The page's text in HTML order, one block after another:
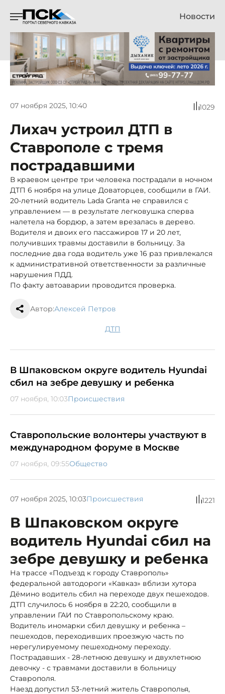
Новости
07 ноября 2025, 10:40 1029
Лихач устроил ДТП в
Ставрополе с тремя
пострадавшими
В краевом центре три человека пострадали в ночном
ДТП 6 ноября на улице Доваторцев, сообщили в ГАИ.
20-летний водитель Lada Granta не справился с
управлением — в результате легковушка сперва
налетела на бордюр, а затем врезалась в дерево.
Водителя и двоих его пассажиров 17 и 20 лет,
получивших травмы доставили в больницу. За
последние два года водитель уже 16 раз привлекался
к административной ответственности за различные
нарушения ПДД.
По факту автоаварии проводится проверка.
Автор:Алексей Петров
ДТП
В Шпаковском округе водитель Hyundai
сбил на зебре девушку и ребенка
07 ноября, 10:03Происшествия
Ставропольские волонтеры участвуют в
международном форуме в Москве
07 ноября, 09:55Общество
07 ноября 2025, 10:03Происшествия 1221
В Шпаковском округе
водитель Hyundai сбил на
зебре девушку и ребенка
На трассе «Подъезд к городу Ставрополь»
федеральной автодороги «Кавказ» вблизи хутора
Дёмино водитель сбил на переходе двух пешеходов.
ДТП случилось 6 ноября в 22:20, сообщили в
управлении ГАИ по Ставропольскому краю.
Водитель иномарки сбил девушку и ребенка –
пешеходов, переходивших проезжую часть по
нерегулируемому пешеходному переходу.
Пострадавших - 28-летнюю девушку и двухлетнюю
девочку - с травмами доставили в больницу
Ставрополя.
Наезд допустил 53-летний житель Ставрополья,